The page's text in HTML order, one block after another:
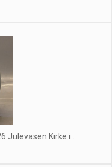
Julevasen Kirke i ...